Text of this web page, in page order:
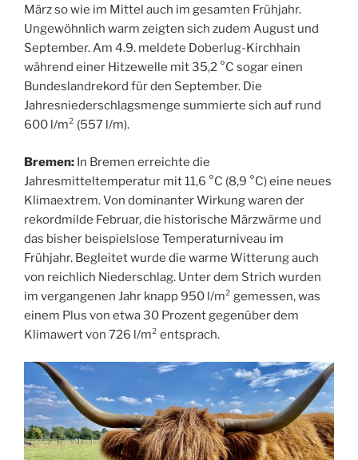
März so wie im Mittel auch im gesamten Frühjahr.
Ungewöhnlich warm zeigten sich zudem August und
September. Am 4.9. meldete Doberlug-Kirchhain
während einer Hitzewelle mit 35,2 °C sogar einen
Bundeslandrekord für den September. Die
Jahresniederschlagsmenge summierte sich auf rund
600 l/m² (557 l/m).
Bremen: In Bremen erreichte die
Jahresmitteltemperatur mit 11,6 °C (8,9 °C) eine neues
Klimaextrem. Von dominanter Wirkung waren der
rekordmilde Februar, die historische Märzwärme und
das bisher beispielslose Temperaturniveau im
Frühjahr. Begleitet wurde die warme Witterung auch
von reichlich Niederschlag. Unter dem Strich wurden
im vergangenen Jahr knapp 950 l/m² gemessen, was
einem Plus von etwa 30 Prozent gegenüber dem
Klimawert von 726 l/m² entsprach.